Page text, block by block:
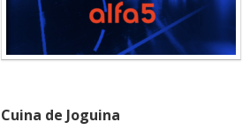
Cuina de Joguina